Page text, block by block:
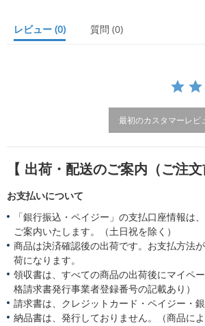
a
r
レビュー (0) 質問 (0)
最初のカスタマーレビ
【 出荷・配送のご案内（ご注
お支払いについて
「銀行振込・ペイジー」の支払口座情報は
ご案内いたします。（土日祝を除く）
商品は決済確認後の出荷です。お支払方法
荷になります。
領収書は、すべての商品の出荷後にマイペ
格請求書発行事業者登録番号の記載あり）
請求書は、クレジットカード・ペイジー・
納品書は、発行しておりません。（商品に